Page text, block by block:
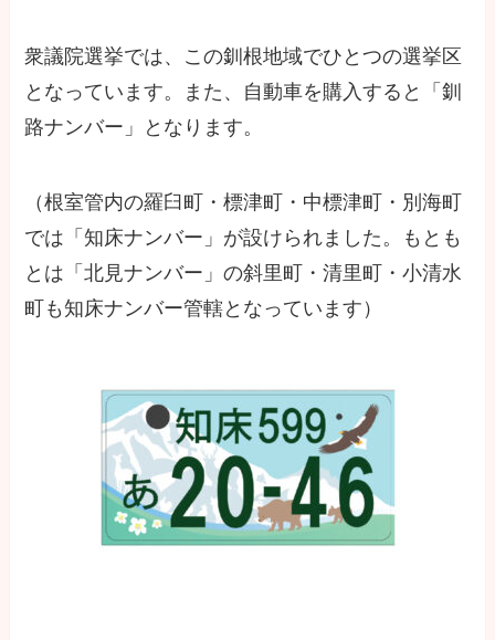
衆議院選挙では、この釧根地域でひとつの選挙区
となっています。また、自動車を購入すると「釧
路ナンバー」となります。
（根室管内の羅臼町・標津町・中標津町・別海町
では「知床ナンバー」が設けられました。もとも
とは「北見ナンバー」の斜里町・清里町・小清水
町も知床ナンバー管轄となっています）